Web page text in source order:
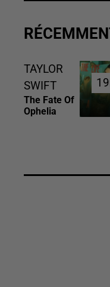
TAYLOR
SWIFT
The Fate Of
Ophelia